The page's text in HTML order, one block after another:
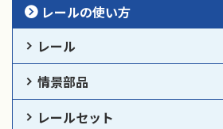
レールの使い方
レール
情景部品
レールセット